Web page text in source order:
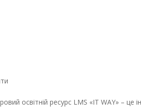
освітній ресурс LMS «IT WAY» – це